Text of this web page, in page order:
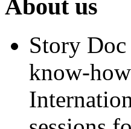
About us
Story
know-